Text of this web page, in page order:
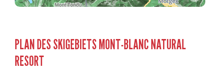
PLAN DES SKIGEBIETS MONT-BLANC NATURAL
RESORT